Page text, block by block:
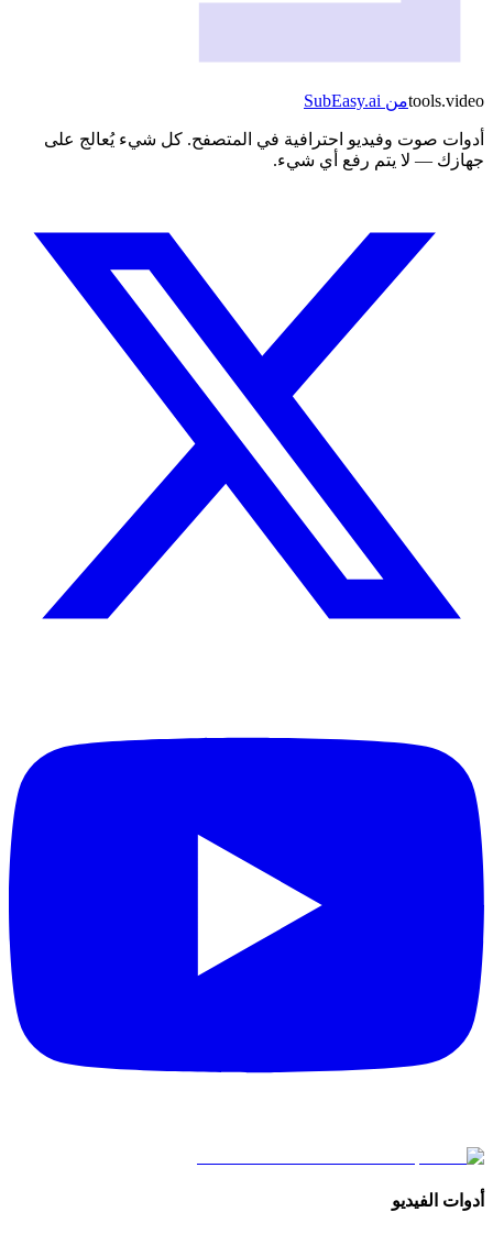
tools.video من
أدوات صوت وفيديو احترافية في المتصفح. كل شيء يُعالج على
جهازك — لا يتم رفع أي شيء.
أدوات الفيديو